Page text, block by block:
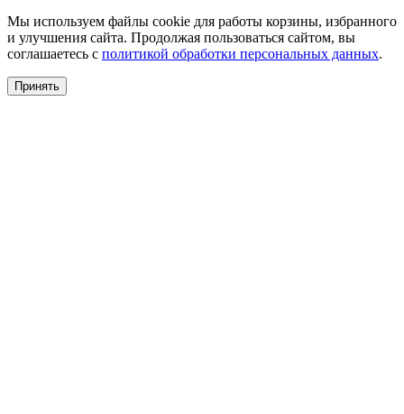
Мы используем файлы cookie для работы корзины, избранного
и улучшения сайта. Продолжая пользоваться сайтом, вы
соглашаетесь с политикой обработки персональных данных.
Принять